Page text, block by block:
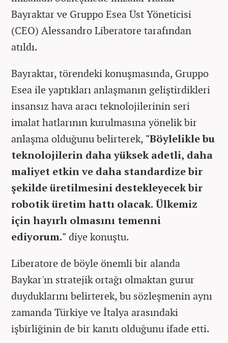
Bayraktar ve Gruppo Esea Üst Yöneticisi
(CEO) Alessandro Liberatore tarafından
atıldı.
Bayraktar, törendeki konuşmasında, Gruppo
Esea ile yaptıkları anlaşmanın geliştirdikleri
insansız hava aracı teknolojilerinin seri
imalat hatlarının kurulmasına yönelik bir
anlaşma olduğunu belirterek, "Böylelikle bu
teknolojilerin daha yüksek adetli, daha
maliyet etkin ve daha standardize bir
şekilde üretilmesini destekleyecek bir
robotik üretim hattı olacak. Ülkemiz
için hayırlı olmasını temenni
ediyorum." diye konuştu.
Liberatore de böyle önemli bir alanda
Baykar'ın stratejik ortağı olmaktan gurur
duyduklarını belirterek, bu sözleşmenin aynı
zamanda Türkiye ve İtalya arasındaki
işbirliğinin de bir kanıtı olduğunu ifade etti.